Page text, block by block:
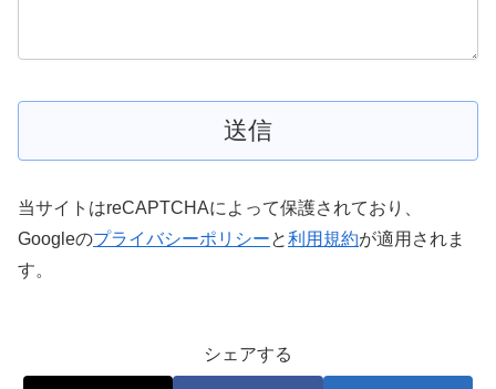
当サイトはreCAPTCHAによって保護されており、
Googleのプライバシーポリシーと利用規約が適用されま
す。
シェアする